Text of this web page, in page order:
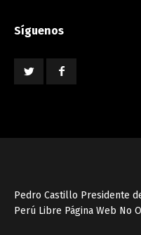
Síguenos
Pedro Castillo Presidente
Perú Libre Página Web No